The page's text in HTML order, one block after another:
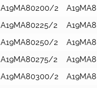
A19MA80200/2
A19MA80225/2
A19MA80250/2
A19MA80275/2
A19MA80300/2